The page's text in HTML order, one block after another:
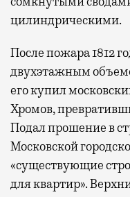
цилиндрическими.
После пожара 1812
двухэтажным
его купил
Хромов,
Подал прошение в
Московской
«существующие
для квартир».